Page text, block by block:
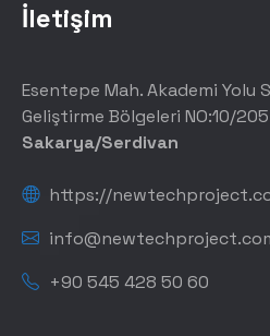
İletişim
Esentepe Mah. Akademi Yolu
Geliştirme Bölgeleri NO:10/205
Sakarya/Serdivan
https://
+90 545 428 50 60